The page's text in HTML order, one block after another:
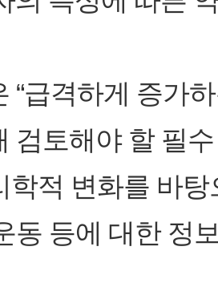
“급격하게 증가
검토해야 할 필
학적 변화를 바
동 등에 대한 정